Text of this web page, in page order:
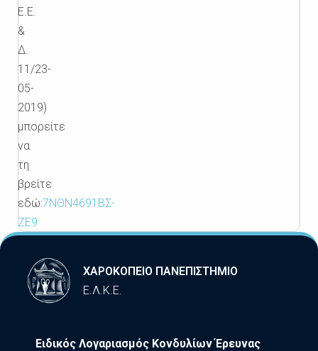
Ε.Ε.
&
Δ.
11/23-
05-
2019)
μπορείτε
να
τη
βρείτε
εδώ:7ΝΘΝ4691ΒΣ-
ΖΕ9
ΧΑΡΟΚΟΠΕΙΟ ΠΑΝΕΠΙΣΤΗΜΙΟ
Ε.Λ.Κ.Ε.
Ειδικός Λογαριασμός Κονδυλίων Έρευνας